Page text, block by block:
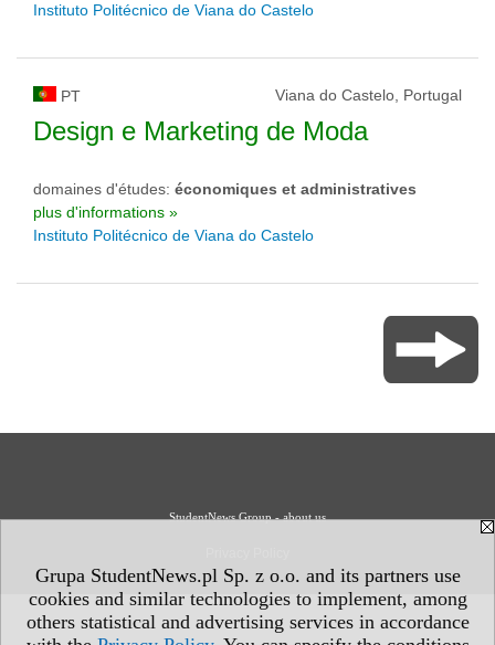
Grupa StudentNews.pl Sp. z o.o. and its partners use
cookies and similar technologies to implement, among
others statistical and advertising services in accordance
Instituto Politécnico de Viana do Castelo
PT Viana do Castelo, Portugal
Design e Marketing de Moda
domaines d'études: économiques et administratives
plus d'informations »
Instituto Politécnico de Viana do Castelo
StudentNews Group - about us